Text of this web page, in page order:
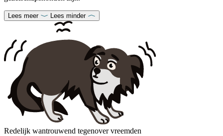
Lees meer Lees minder
Redelijk wantrouwend tegenover vreemden